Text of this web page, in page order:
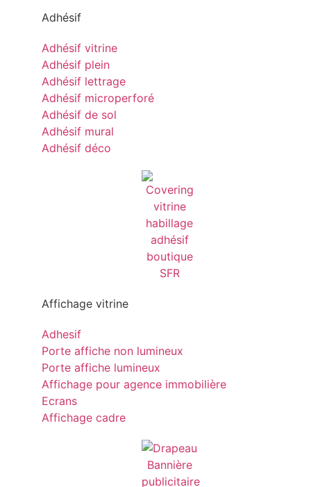
Adhésif
Adhésif vitrine
Adhésif plein
Adhésif lettrage
Adhésif microperforé
Adhésif de sol
Adhésif mural
Adhésif déco
Affichage vitrine
Adhesif
Porte affiche non lumineux
Porte affiche lumineux
Affichage pour agence immobilière
Ecrans
Affichage cadre